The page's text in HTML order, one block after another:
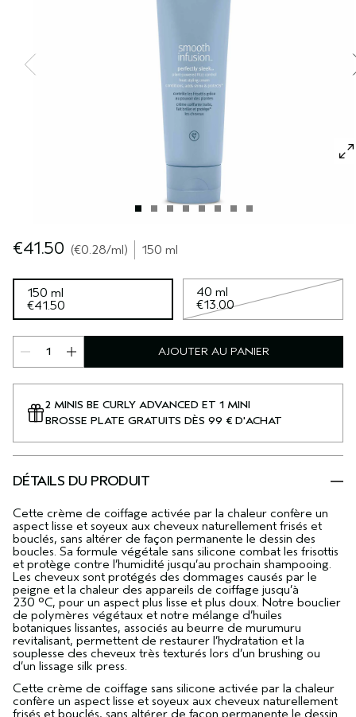
SÉRUM POUR LES CHEVEUX
TOUTES LES COLLECTIONS
€41.50 €0.28/ml 150 ml
150 ml
€41.50
40 ml
€13.00
AJOUTER AU PANIER
2 MINIS BE CURLY ADVANCED ET 1 MINI
BROSSE PLATE GRATUITS DÈS 99 € D'ACHAT
DÉTAILS DU PRODUIT
Cette crème de coiffage activée par la chaleur confère un
aspect lisse et soyeux aux cheveux naturellement frisés et
bouclés, sans altérer de façon permanente le dessin des
boucles. Sa formule végétale sans silicone combat les frisottis
et protège contre l’humidité jusqu’au prochain shampooing.
Les cheveux sont protégés des dommages causés par le
peigne et la chaleur des appareils de coiffage jusqu’à
230 °C, pour un aspect plus lisse et plus doux. Notre bouclier
de polymères végétaux et notre mélange d’huiles
botaniques lissantes, associés au beurre de murumuru
revitalisant, permettent de restaurer l’hydratation et la
souplesse des cheveux très texturés lors d’un brushing ou
d’un lissage silk press.
Cette crème de coiffage sans silicone activée par la chaleur
confère un aspect lisse et soyeux aux cheveux naturellement
frisés et bouclés, sans altérer de façon permanente le dessin